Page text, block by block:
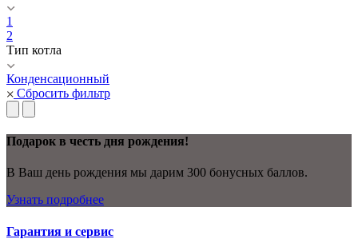
1
2
Тип котла
Конденсационный
Сбросить фильтр
Подарок в честь дня рождения!
В Ваш день рождения мы дарим 300 бонусных баллов.
Узнать подробнее
Гарантия и сервис